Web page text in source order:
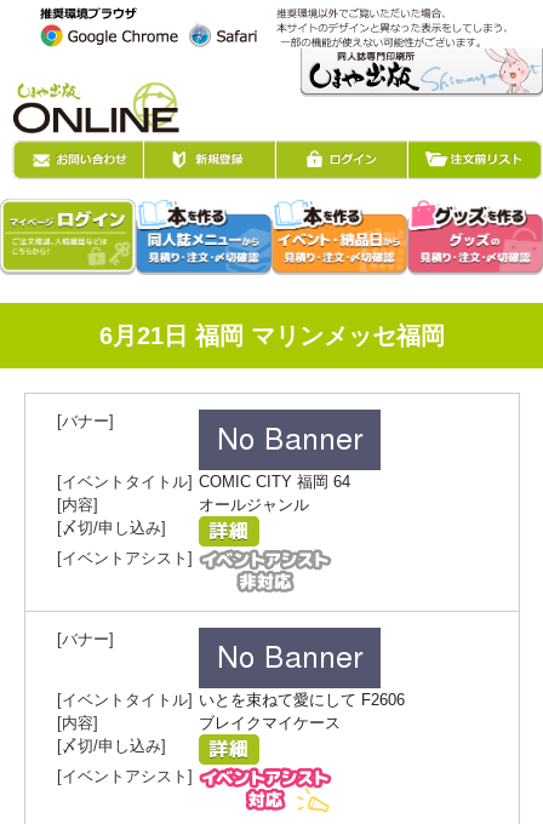
6月21日 福岡 マリンメッセ福岡
COMIC CITY 福岡 64
オールジャンル
いとを束ねて愛にして F2606
ブレイクマイケース